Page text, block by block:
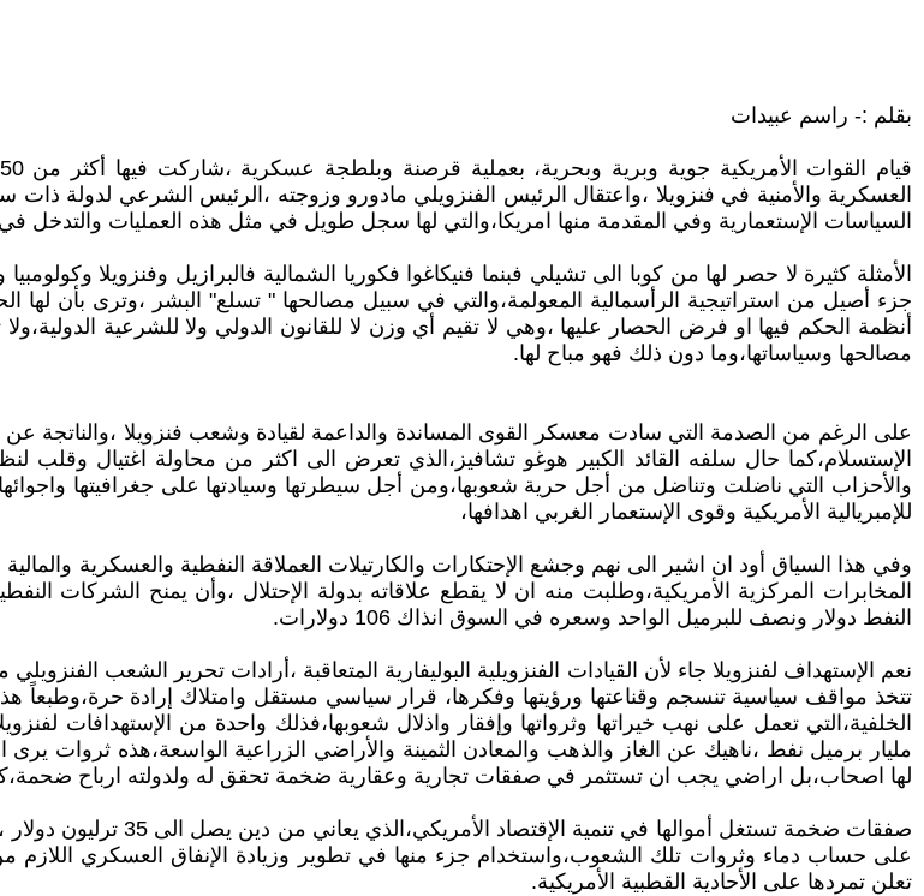
بقلم :- راسم عبيدات
العسكرية والأمنية في فنزويلا ،واعتقال الرئيس الفنزويلي مادورو وزوجته ،الرئيس الشرعي لدولة ذات
السياسات الإستعمارية وفي المقدمة منها امريكا،والتي لها سجل طويل في مثل هذه العمليات
الأمثلة كثيرة لا حصر لها من كوبا الى تشيلي فبنما فنيكاغوا فكوريا الشمالية فالبرازيل وفنزويلا
جزء أصيل من استراتيجية الرأسمالية المعولمة،والتي في سبيل مصالحها " تسلع" البشر ،وترى بأن لها
أنظمة الحكم فيها او فرض الحصار عليها ،وهي لا تقيم أي وزن لا للقانون الدولي ولا للشرعية
مصالحها وسياساتها،وما دون ذلك فهو مباح لها.
على الرغم من الصدمة التي سادت معسكر القوى المساندة والداعمة لقيادة وشعب فنزويلا ،والناتجة عن
الإستسلام،كما حال سلفه القائد الكبير هوغو تشافيز،الذي تعرض الى اكثر من محاولة اغتيال وقلب
والأحزاب التي ناضلت وتناضل من أجل حرية شعوبها،ومن أجل سيطرتها وسيادتها على جغرافيتها واجوائها
للإمبريالية الأمريكية وقوى الإستعمار الغربي اهدافها،
وفي هذا السياق أود ان اشير الى نهم وجشع الإحتكارات والكارتيلات العملاقة النفطية والعسكرية
المخابرات المركزية الأمريكية،وطلبت منه ان لا يقطع علاقاته بدولة الإحتلال ،وأن يمنح الشركات
النفط دولار ونصف للبرميل الواحد وسعره في السوق انذاك 106 دولارات.
نعم الإستهداف لفنزويلا جاء لأن القيادات الفنزويلية البوليفارية المتعاقبة ،أرادات تحرير الشعب
تتخذ مواقف سياسية تنسجم وقناعتها ورؤيتها وفكرها، قرار سياسي مستقل وامتلاك إرادة حرة،وطبعاً
مليار برميل نفط ،ناهيك عن الغاز والذهب والمعادن الثمينة والأراضي الزراعية الواسعة،هذه ثروات
لها اصحاب،بل اراضي يجب ان تستثمر في صفقات تجارية وعقارية ضخمة تحقق له ولدولته ارباح
صفقات ضخمة تستغل
على حساب دماء وثروات تلك الشعوب،واستخدام جزء منها في تطوير وزيادة الإنفاق العسكري اللازم
تعلن تمردها على الأحادية القطبية الأمريكية.